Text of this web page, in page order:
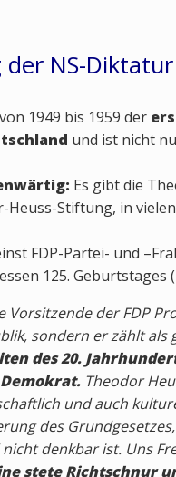
NS-Diktatur
1949 bis 1959 der
und ist nicht
Es gibt die
Stiftung, in
FDP-Partei- und
125.
der FDP
sondern er zählt als
des 20.
Theodor
und auch
des
denkbar ist. Uns
stete Richtschnur